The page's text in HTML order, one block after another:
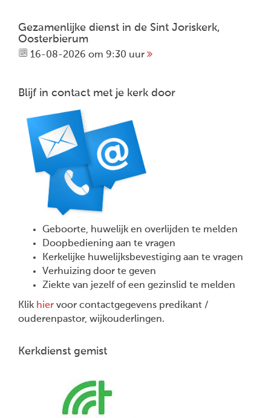
Gezamenlijke dienst in de Sint Joriskerk,
Oosterbierum
16-08-2026 om 9:30 uur
Blijf in contact met je kerk door
Geboorte, huwelijk en overlijden te melden
Doopbediening aan te vragen
Kerkelijke huwelijksbevestiging aan te vragen
Verhuizing door te geven
Ziekte van jezelf of een gezinslid te melden
Klik hier voor contactgegevens predikant /
ouderenpastor, wijkouderlingen.
Kerkdienst gemist